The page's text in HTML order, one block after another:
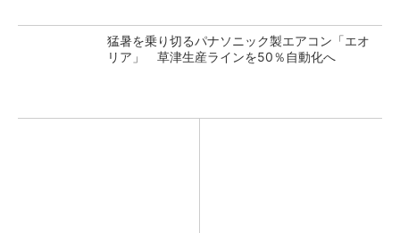
猛暑を乗り切るパナソニック製エアコン「エオ
リア」 草津生産ラインを50％自動化へ